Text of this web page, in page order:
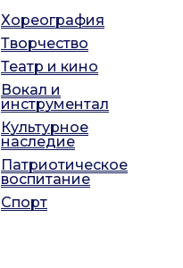
Хореография
Творчество
Театр и кино
Вокал и
инструментал
Культурное
наследие
Патриотическое
воспитание
Спорт